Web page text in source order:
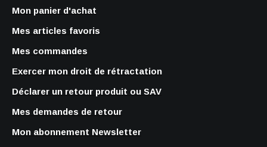
Mon panier d'achat
Mes articles favoris
Mes commandes
Exercer mon droit de rétractation
Déclarer un retour produit ou SAV
Mes demandes de retour
Mon abonnement Newsletter